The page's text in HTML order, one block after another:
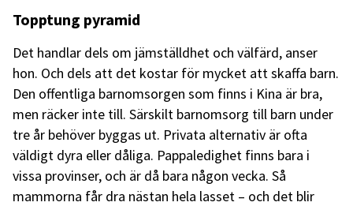
Topptung pyramid
Det handlar dels om jämställdhet och välfärd, anser
hon. Och dels att det kostar för mycket att skaffa barn.
Den offentliga barnomsorgen som finns i Kina är bra,
men räcker inte till. Särskilt barnomsorg till barn under
tre år behöver byggas ut. Privata alternativ är ofta
väldigt dyra eller dåliga. Pappaledighet finns bara i
vissa provinser, och är då bara någon vecka. Så
mammorna får dra nästan hela lasset – och det blir